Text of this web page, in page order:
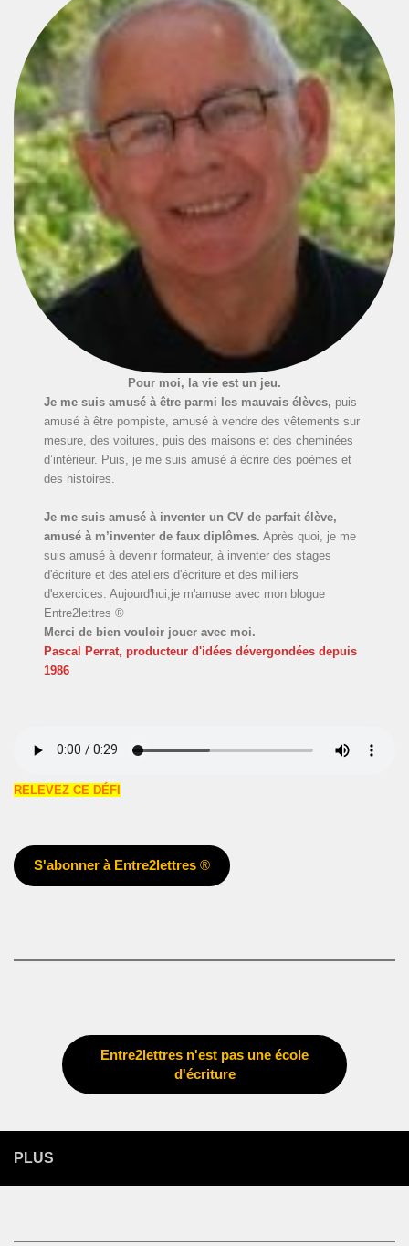
Pour moi, la vie est un jeu.
Je me suis amusé à être parmi les mauvais élèves, puis
amusé à être pompiste, amusé à vendre des vêtements sur
mesure, des voitures, puis des maisons et des cheminées
d’intérieur. Puis, je me suis amusé à écrire des poèmes et
des histoires.
Je me suis amusé à inventer un CV de parfait élève,
amusé à m’inventer de faux diplômes. Après quoi, je me
suis amusé à devenir formateur, à inventer des stages
d'écriture et des ateliers d'écriture et des milliers
d'exercices. Aujourd'hui,je m'amuse avec mon blogue
Entre2lettres ®
Merci de bien vouloir jouer avec moi.
Pascal Perrat, producteur d'idées dévergondées depuis
1986
RELEVEZ CE DÉFI
S'abonner à Entre2lettres®
Entre2lettres n'est pas une école
d'écriture
PLUS